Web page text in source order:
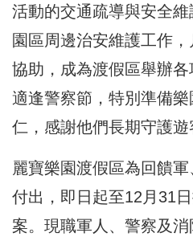
活動的交通疏導與安全
園區周邊治安維護工作
協助，成為渡假區舉辦各
適逢警察節，特別準備
仁，感謝他們長期守護遊
麗寶樂園渡假區為回饋
付出，即日起至12月31
案。現職軍人、警察及